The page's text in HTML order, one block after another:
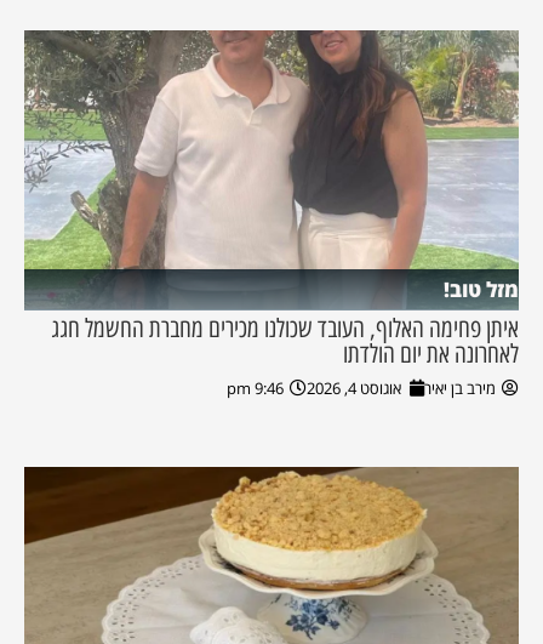
מזל טוב!
איתן פחימה האלוף, העובד שכולנו מכירים מחברת החשמל חגג
לאחרונה את יום הולדתו
מירב בן יאיר אוגוסט 4, 2026 9:46 pm